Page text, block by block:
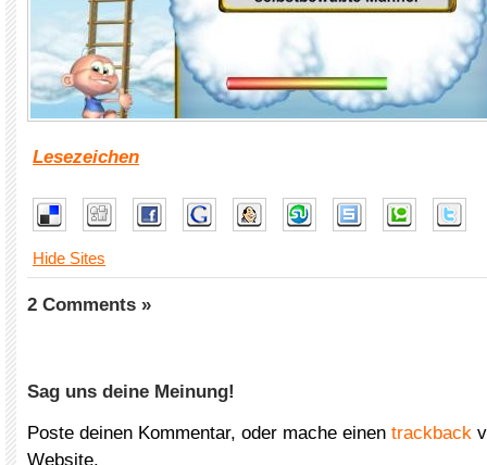
Lesezeichen
Hide Sites
2 Comments »
Sag uns deine Meinung!
Poste deinen Kommentar, oder mache einen trackback
Website.